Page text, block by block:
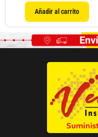
Añadir al carrito